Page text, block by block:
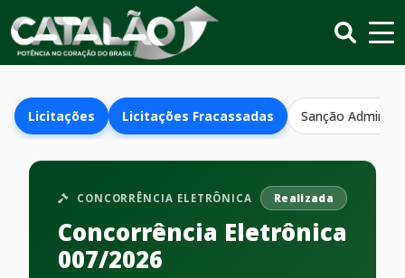
Licitações Licitações Fracassadas Sanção
CONCORRÊNCIA ELETRÔNICA Realizada
Concorrência Eletrônica
007/2026